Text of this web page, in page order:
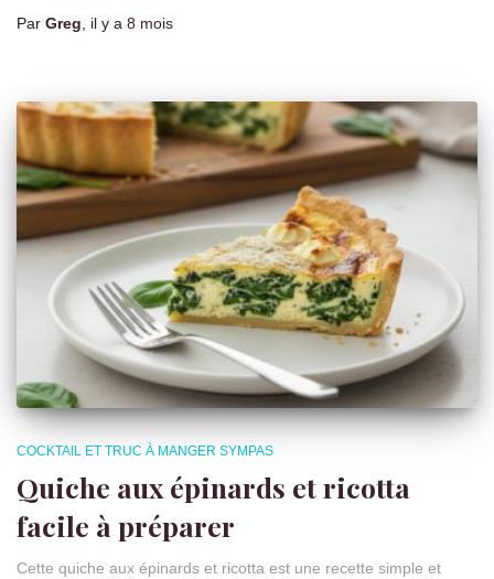
Par Greg , il y a 8 mois
COCKTAIL ET TRUC À MANGER SYMPAS
Quiche aux épinards et ricotta
facile à préparer
Cette quiche aux épinards et ricotta est une recette simple et